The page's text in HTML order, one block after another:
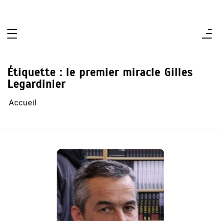
Étiquette : le premier miracle Gilles
Legardinier
Accueil